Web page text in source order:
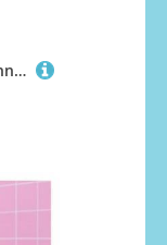
Weihnachten Lebkuchenmann Plüsch, Weihnachts Kuscheltier Weiches Dekokissen Plüschtier Plüschpuppe Für Festliche Dekoration(Beige,42cm/16.53in)